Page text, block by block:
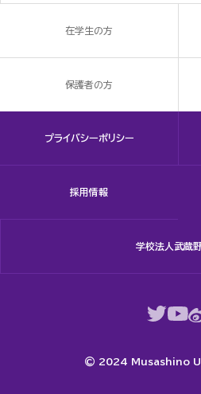
在学生の方
保護者の方
プライバシーポリシー
採用情報
学校法人武蔵
© 2024 Musashino